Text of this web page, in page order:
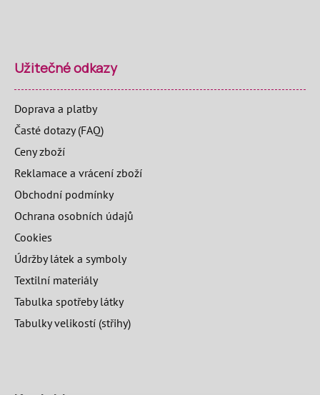
Užitečné odkazy
Doprava a platby
Časté dotazy (FAQ)
Ceny zboží
Reklamace a vrácení zboží
Obchodní podmínky
Ochrana osobních údajů
Cookies
Údržby látek a symboly
Textilní materiály
Tabulka spotřeby látky
Tabulky velikostí (střihy)